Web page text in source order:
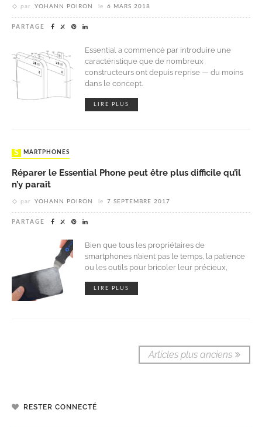
par YOHANN POIRON le 6 MARS 2018
PARTAGE
Essential a commencé par introduire une
caractéristique que de nombreux
constructeurs ont depuis reprise — du moins
dans le concept.
LIRE PLUS
SMARTPHONES
Réparer le Essential Phone peut être plus difficile qu’il
n’y paraît
par YOHANN POIRON le 7 SEPTEMBRE 2017
PARTAGE
Bien que tous les propriétaires de
smartphones n’aient pas le temps, la patience
ou les outils pour bricoler leur précieux,
LIRE PLUS
Articles plus anciens
RESTER CONNECTÉ